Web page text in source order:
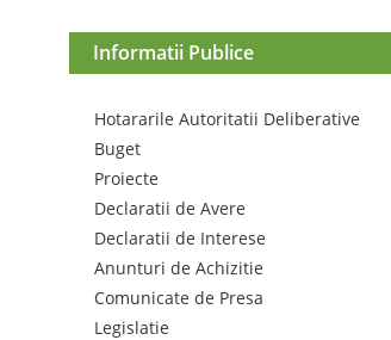
Informatii Publice
Hotararile Autoritatii Deliberative
Buget
Proiecte
Declaratii de Avere
Declaratii de Interese
Anunturi de Achizitie
Comunicate de Presa
Legislatie